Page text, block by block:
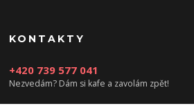
KONTAKTY
+420 739 577 041
Nezvedám? Dám si kafe a zavolám zpět!